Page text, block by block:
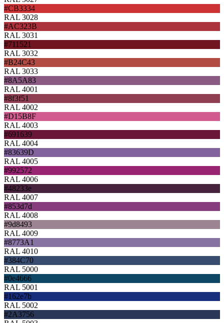
#CB3334
RAL 3028
#AC323B
RAL 3031
#711521
RAL 3032
#B24C43
RAL 3033
#8A5A83
RAL 4001
#8f3f51
RAL 4002
#D15B8F
RAL 4003
#691639
RAL 4004
#83639D
RAL 4005
#992572
RAL 4006
#48233e
RAL 4007
#853d7d
RAL 4008
#9d8493
RAL 4009
#8773A1
RAL 4010
#384C70
RAL 5000
#0e4666
RAL 5001
#162e7b
RAL 5002
#2A3756